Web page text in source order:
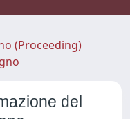
(Proceeding)
del